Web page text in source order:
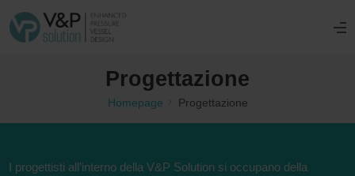
Progettazione
Homepage Progettazione
I progettisti all’interno della V&P Solution si occupano della